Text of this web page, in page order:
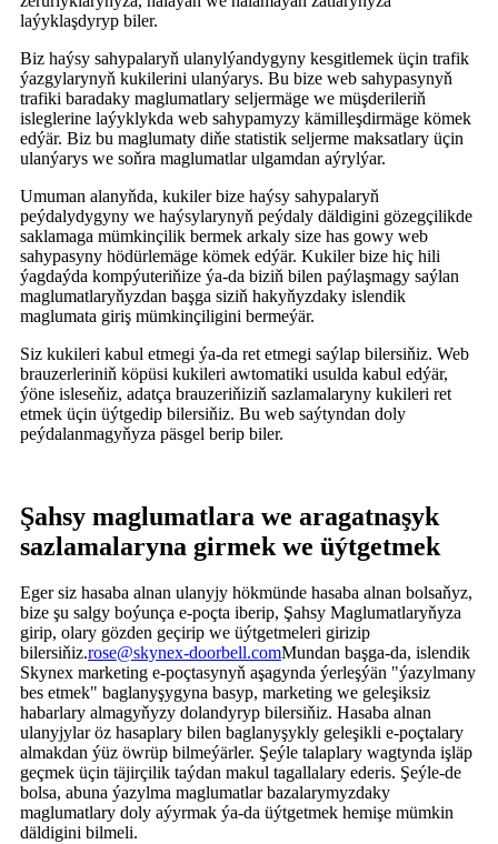
laýyklaşdyryp biler.
Biz haýsy sahypalaryň ulanylýandygyny kesgitlemek üçin trafik
ýazgylarynyň kukilerini ulanýarys. Bu bize web sahypasynyň
trafiki baradaky maglumatlary seljermäge we müşderileriň
isleglerine laýyklykda web sahypamyzy kämilleşdirmäge kömek
edýär. Biz bu maglumaty diňe statistik seljerme maksatlary üçin
ulanýarys we soňra maglumatlar ulgamdan aýrylýar.
Umuman alanyňda, kukiler bize haýsy sahypalaryň
peýdalydygyny we haýsylarynyň peýdaly däldigini gözegçilikde
saklamaga mümkinçilik bermek arkaly size has gowy web
sahypasyny hödürlemäge kömek edýär. Kukiler bize hiç hili
ýagdaýda kompýuteriňize ýa-da biziň bilen paýlaşmagy saýlan
maglumatlaryňyzdan başga siziň hakyňyzdaky islendik
maglumata giriş mümkinçiligini bermeýär.
Siz kukileri kabul etmegi ýa-da ret etmegi saýlap bilersiňiz. Web
brauzerleriniň köpüsi kukileri awtomatiki usulda kabul edýär,
ýöne isleseňiz, adatça brauzeriňiziň sazlamalaryny kukileri ret
etmek üçin üýtgedip bilersiňiz. Bu web saýtyndan doly
peýdalanmagyňyza päsgel berip biler.
Şahsy maglumatlara we aragatnaşyk
sazlamalaryna girmek we üýtgetmek
Eger siz hasaba alnan ulanyjy hökmünde hasaba alnan bolsaňyz,
bize şu salgy boýunça e-poçta iberip, Şahsy Maglumatlaryňyza
girip, olary gözden geçirip we üýtgetmeleri girizip
bilersiňiz.rose@skynex-doorbell.comMundan başga-da, islendik
Skynex marketing e-poçtasynyň aşagynda ýerleşýän "ýazylmany
bes etmek" baglanyşygyna basyp, marketing we geleşiksiz
habarlary almagyňyzy dolandyryp bilersiňiz. Hasaba alnan
ulanyjylar öz hasaplary bilen baglanyşykly geleşikli e-poçtalary
almakdan ýüz öwrüp bilmeýärler. Şeýle talaplary wagtynda işläp
geçmek üçin täjirçilik taýdan makul tagallalary ederis. Şeýle-de
bolsa, abuna ýazylma maglumatlar bazalarymyzdaky
maglumatlary doly aýyrmak ýa-da üýtgetmek hemişe mümkin
däldigini bilmeli.